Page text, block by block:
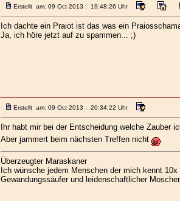
Erstellt am: 09 Oct 2013 : 19:48:26 Uhr
Ich dachte ein Praiot ist das was ein
Ja, ich höre jetzt auf zu spammen... ;)
Erstellt am: 09 Oct 2013 : 20:34:22 Uhr
Ihr habt mir bei der Entscheidung welche Zauber
Aber jammert beim nächsten Treffen nicht
Überzeugter Maraskaner
Ich wünsche jedem Menschen der mich kennt
Gewandungssäufer und leidenschaftlicher Moscher